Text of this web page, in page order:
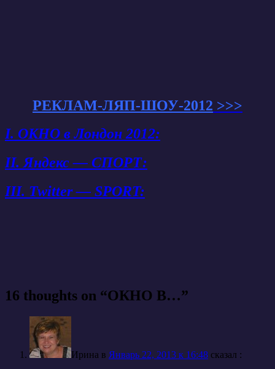
РЕКЛАМ-ЛЯП-ШОУ-2012 >>>
I. ОКНО в Лондон 2012:
II. Яндекс — СПОРТ:
III. Twitter — SPORT:
16 thoughts on “ОКНО В…”
Ирина в Январь 22, 2013 к 16:48 cказал :